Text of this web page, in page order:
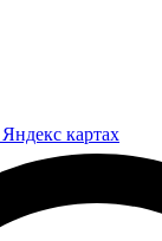
картах